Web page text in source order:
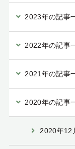
2023年の記事
2022年の記事
2021年の記事
2020年の記事
2020年12